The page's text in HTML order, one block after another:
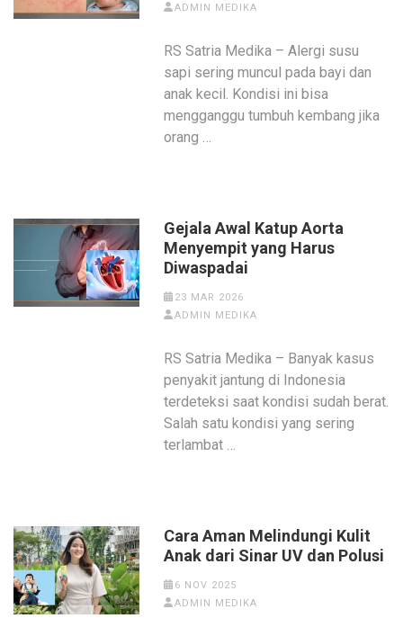
ADMIN MEDIKA
RS Satria Medika – Alergi susu
sapi sering muncul pada bayi dan
anak kecil. Kondisi ini bisa
mengganggu tumbuh kembang jika
orang …
Gejala Awal Katup Aorta
Menyempit yang Harus
Diwaspadai
23 MAR 2026
ADMIN MEDIKA
RS Satria Medika – Banyak kasus
penyakit jantung di Indonesia
terdeteksi saat kondisi sudah berat.
Salah satu kondisi yang sering
terlambat …
Cara Aman Melindungi Kulit
Anak dari Sinar UV dan Polusi
6 NOV 2025
ADMIN MEDIKA